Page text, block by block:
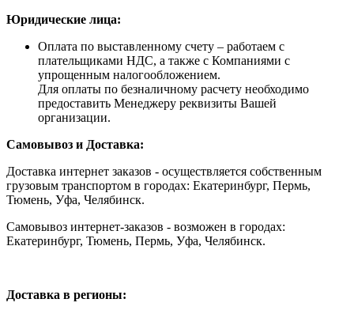
Юридические лица:
Оплата по выставленному счету – работаем с
плательщиками НДС, а также с Компаниями с
упрощенным налогообложением.
Для оплаты по безналичному расчету необходимо
предоставить Менеджеру реквизиты Вашей
организации.
Самовывоз и Доставка:
Доставка интернет заказов - осуществляется собственным
грузовым транспортом в городах: Екатеринбург, Пермь,
Тюмень, Уфа, Челябинск.
Самовывоз интернет-заказов - возможен в городах:
Екатеринбург, Тюмень, Пермь, Уфа, Челябинск.
Доставка в регионы: